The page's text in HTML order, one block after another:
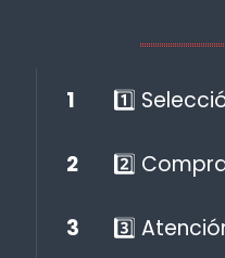
1 1️⃣
2 2️⃣
3 3️⃣